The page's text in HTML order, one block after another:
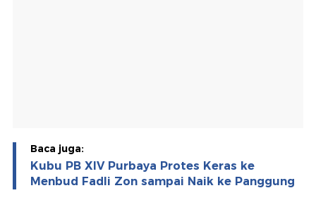
Baca juga:
Kubu PB XIV Purbaya Protes Keras ke
Menbud Fadli Zon sampai Naik ke Panggung